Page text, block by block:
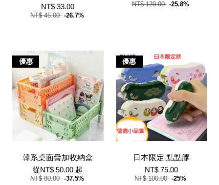
NT$ 33.00
NT$ 45.00 -26.7%
NT$ 120.00 -25.8%
優惠
韓系桌面疊加收納盒
從NT$ 50.00 起
NT$ 80.00 -37.5%
優惠
日本限定 點點膠
NT$ 75.00
NT$ 100.00 -25%